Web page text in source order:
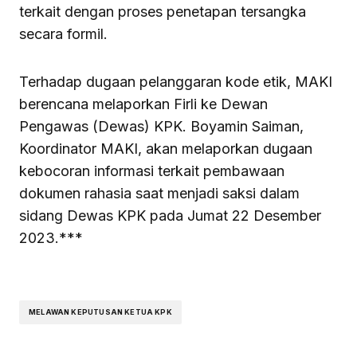
terkait dengan proses penetapan tersangka
secara formil.
Terhadap dugaan pelanggaran kode etik, MAKI
berencana melaporkan Firli ke Dewan
Pengawas (Dewas) KPK. Boyamin Saiman,
Koordinator MAKI, akan melaporkan dugaan
kebocoran informasi terkait pembawaan
dokumen rahasia saat menjadi saksi dalam
sidang Dewas KPK pada Jumat 22 Desember
2023.***
MELAWAN KEPUTUSAN KETUA KPK